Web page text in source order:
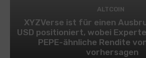
ALTCOIN
XYZVerse ist für einen
USD positioniert, wobei
PEPE-ähnliche Rendite
vorhersagen